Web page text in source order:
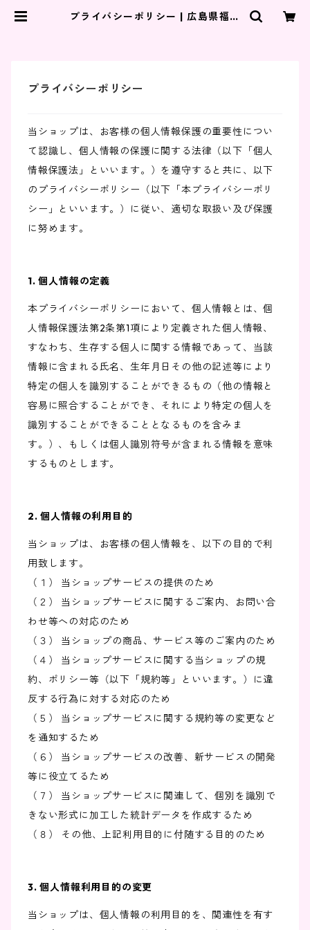
プライバシーポリシー | 広島県福山
プライバシーポリシー
当ショップは、お客様の個人情報保護の重要性につい
て認識し、個人情報の保護に関する法律（以下「個人
情報保護法」といいます。）を遵守すると共に、以下
のプライバシーポリシー（以下「本プライバシーポリ
シー」といいます。）に従い、適切な取扱い及び保護
に努めます。
1. 個人情報の定義
本プライバシーポリシーにおいて、個人情報とは、個
人情報保護法第2条第1項により定義された個人情報、
すなわち、生存する個人に関する情報であって、当該
情報に含まれる氏名、生年月日その他の記述等により
特定の個人を識別することができるもの（他の情報と
容易に照合することができ、それにより特定の個人を
識別することができることとなるものを含みま
す。）、もしくは個人識別符号が含まれる情報を意味
するものとします。
2. 個人情報の利用目的
当ショップは、お客様の個人情報を、以下の目的で利
用致します。
（１） 当ショップサービスの提供のため
（２） 当ショップサービスに関するご案内、お問い合
わせ等への対応のため
（３） 当ショップの商品、サービス等のご案内のため
（４） 当ショップサービスに関する当ショップの規
約、ポリシー等（以下「規約等」といいます。）に違
反する行為に対する対応のため
（５） 当ショップサービスに関する規約等の変更など
を通知するため
（６） 当ショップサービスの改善、新サービスの開発
等に役立てるため
（７） 当ショップサービスに関連して、個別を識別で
きない形式に加工した統計データを作成するため
（８） その他、上記利用目的に付随する目的のため
3. 個人情報利用目的の変更
当ショップは、個人情報の利用目的を、関連性を有す